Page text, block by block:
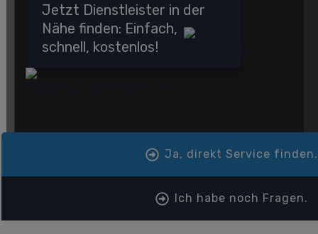
Jetzt Dienstleister in der
Nähe finden: Einfach,
schnell, kostenlos!
Ja, direkt Service finden.
Ich habe noch Fragen.